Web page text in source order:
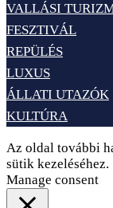
VALLÁSI
FESZTIVÁL
REPÜLÉS
LUXUS
ÁLLATI UTAZÓK
KULTÚRA
Az oldal további
sütik kezeléséhez.
Manage consent